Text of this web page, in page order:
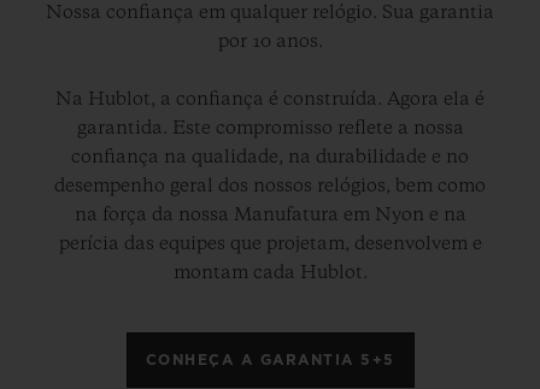
Nossa confiança em qualquer relógio. Sua garantia
por 10 anos.
Na Hublot, a confiança é construída. Agora ela é
garantida. Este compromisso reflete a nossa
confiança na qualidade, na durabilidade e no
desempenho geral dos nossos relógios, bem como
na força da nossa Manufatura em Nyon e na
perícia das equipes que projetam, desenvolvem e
montam cada Hublot.
CONHEÇA A GARANTIA 5+5